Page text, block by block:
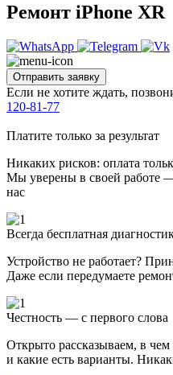
Ремонт iPhone XR
Отправить заявку
Если не хотите ждать,
120-81-77
Платите только за результат
Никаких рисков: оплата
Мы уверены в своей работе
нас
Всегда бесплатная
Устройство не работает?
Даже если передумаете
Честность — с первого слова
Открыто рассказываем, в чем
и какие есть варианты.